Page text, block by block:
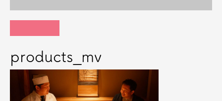
products_mv